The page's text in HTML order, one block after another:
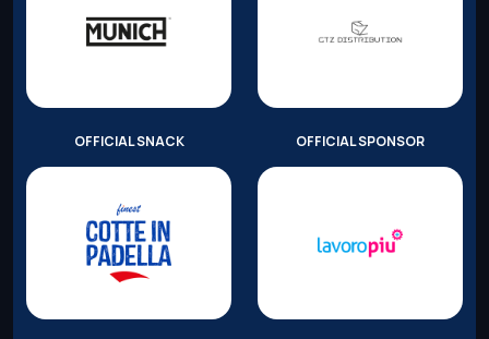
OFFICIAL SNACK OFFICIAL SPONSOR